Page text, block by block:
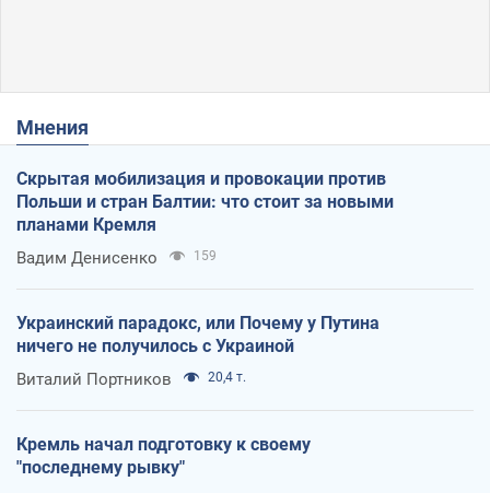
Мнения
Скрытая мобилизация и провокации против
Польши и стран Балтии: что стоит за новыми
планами Кремля
Вадим Денисенко 159
Украинский парадокс, или Почему у Путина
ничего не получилось с Украиной
Виталий Портников 20,4 т.
Кремль начал подготовку к своему
"последнему рывку"